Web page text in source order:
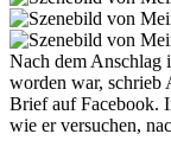
Nach dem Anschlag
worden war, schrieb
Brief auf Facebook.
wie er versuchen,